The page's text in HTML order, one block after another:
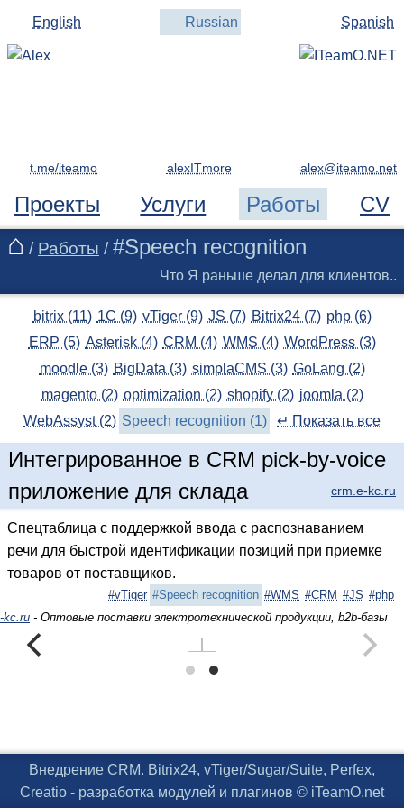
English Russian Spanish
Проекты Услуги Работы CV
t.me/iteamo alexITmore
/ Работы / #Speech recognition
Что Я раньше делал для клиентов..
bitrix (11) 1C (9) vTiger (9) JS (7) Bitrix24 (7) php (6)
ERP (5) Asterisk (4) CRM (4) WMS (4) WordPress (3)
moodle (3) BigData (3) simplaCMS (3) GoLang (2)
magento (2) optimization (2) shopify (2) joomla (2)
WebAssyst (2) Speech recognition (1) ↵ Показать все
Интегрированное в CRM pick-by-voice
приложение для склада
crm.e-kc.ru
Спецтаблица с поддержкой ввода с распознаванием
речи для быстрой идентификации позиций при приемке
товаров от поставщиков.
#vTiger #Speech recognition #WMS #CRM #JS #php
kc.ru - Оптовые поставки электротехнической продукции, b2b-базы
Внедрение CRM. Bitrix24, vTiger/Sugar/Suite, Perfex,
Creatio - разработка модулей и плагинов © iTeamO.net